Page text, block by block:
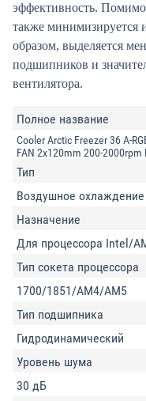
эффективность.
также минимизируется
образом, выделяется
подшипников и
вентилятора.
Полное название
Cooler Arctic Freezer 36 A-
FAN 2x120mm 200-2000rpm
Тип
Воздушное охлаждение
Назначение
Для процессора Intel/
Тип сокета процессора
1700/1851/AM4/AM5
Тип подшипника
Гидродинамический
Уровень шума
30 дБ